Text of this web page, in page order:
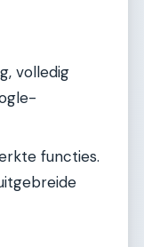
volledig
functies.